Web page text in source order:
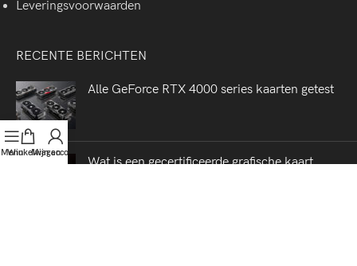
Leveringsvoorwaarden
RECENTE BERICHTEN
Alle GeForce RTX 4000 series kaarten getest
Wat is een gecertificeerde grafische kaart
Menu
Winkelwagen
Mijn account